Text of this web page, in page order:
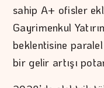
sahip A+ ofisler
Gayrimenkul
beklentisine
bir gelir artışı